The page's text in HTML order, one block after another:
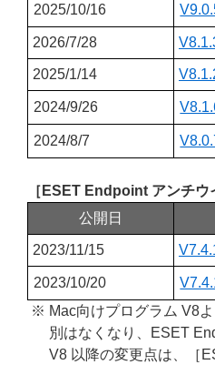
2025/10/16
2026/7/28
2025/1/14
2024/9/26
2024/8/7
［ESET Endpoint アンチウ
公開日
2023/11/15
2023/10/20
※ Mac向けプログラム V8
別はなくなり、ESET
V8 以降の変更点は、［